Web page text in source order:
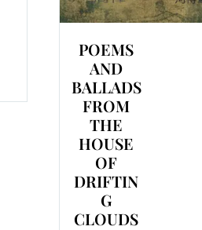
POEMS
AND
BALLADS
FROM
THE
HOUSE
OF
DRIFTIN
G
CLOUDS